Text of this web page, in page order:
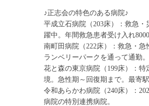
♪正志会の特色のある病院♪
平成立石病院（203床）：救急
躍中。年間救急患者受け入れ
南町田病院（222床）：救急・
ランベリーパークを通って通勤。
花と森の東京病院（199床）：
境。急性期～回復期まで。最寄
令和あらかわ病院（240床）：
病院の特別連携病院。